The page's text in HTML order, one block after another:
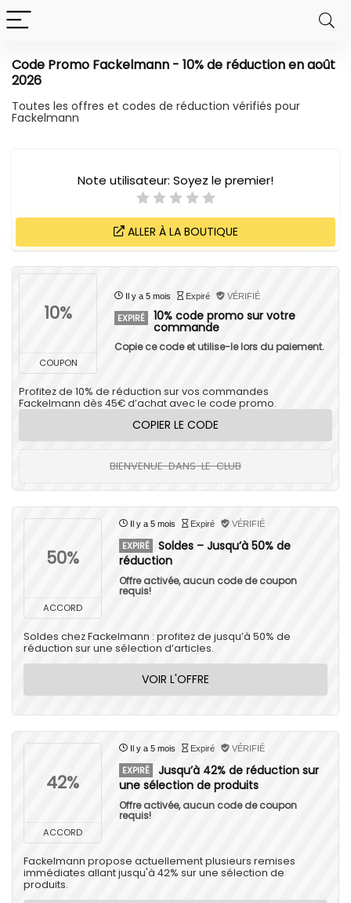
Code Promo Fackelmann - 10% de réduction en août
2026
Toutes les offres et codes de réduction vérifiés pour
Fackelmann
Note utilisateur: Soyez le premier!
ALLER À LA BOUTIQUE
10%
COUPON
Il y a 5 mois Expiré VÉRIFIÉ
EXPIRÉ 10% code promo sur votre
commande
Copie ce code et utilise-le lors du paiement.
Profitez de 10% de réduction sur vos commandes
Fackelmann dès 45€ d’achat avec le code promo.
COPIER LE CODE
BIENVENUE-DANS-LE-CLUB
50%
ACCORD
Il y a 5 mois Expiré VÉRIFIÉ
EXPIRÉ
Soldes – Jusqu’à 50% de
réduction
Offre activée, aucun code de coupon
requis!
Soldes chez Fackelmann : profitez de jusqu’à 50% de
réduction sur une sélection d’articles.
VOIR L'OFFRE
42%
ACCORD
Il y a 5 mois Expiré VÉRIFIÉ
EXPIRÉ
Jusqu’à 42% de réduction sur
une sélection de produits
Offre activée, aucun code de coupon
requis!
Fackelmann propose actuellement plusieurs remises
immédiates allant jusqu'à 42% sur une sélection de
produits.